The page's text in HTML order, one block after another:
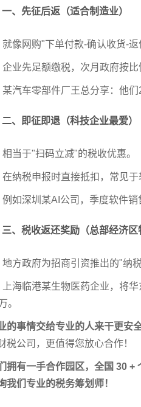
一、先征后返（适合制造业）
就像网购"下单付款-确认收货-返
企业先足额缴税，次月政府按比
某汽车零部件厂王总分享：他
二、即征即退（科技企业最爱）
相当于"扫码立减"的税收优惠。
在纳税申报时直接抵扣，常见于
例如深圳某AI公司，季度软件
三、税收返还奖励（总部经济区
地方政府为招商引资推出的"纳税
上海临港某生物医药企业，将
。
的事情交给专业的人来干更安全
税公司，更值得您放心合作！
拥有一手合作园区，全国 30 +
我们专业的税务筹划师！